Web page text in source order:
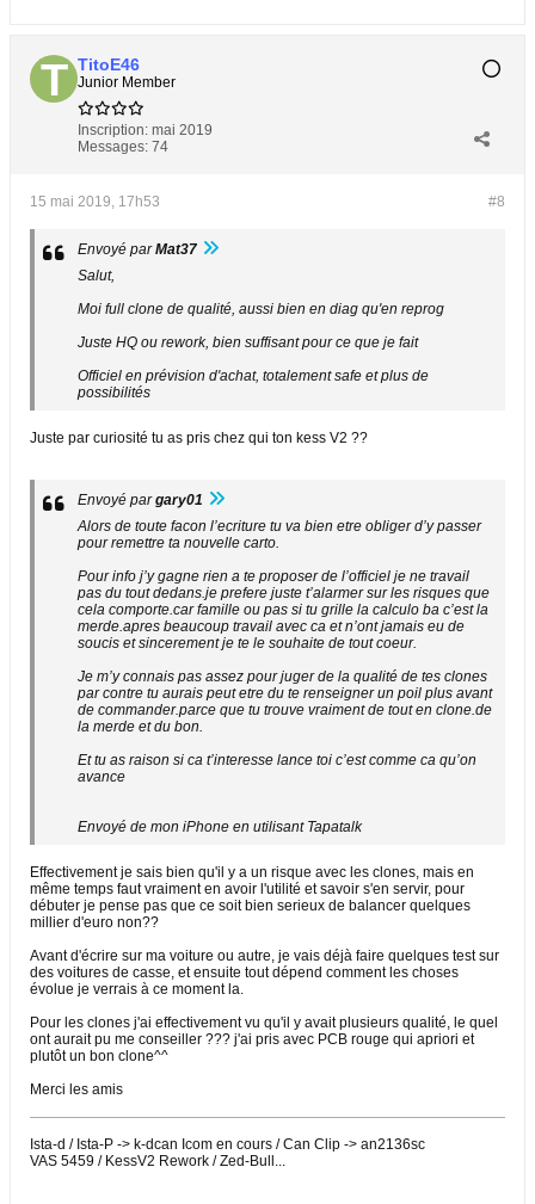
TitoE46
Junior Member
Inscription: mai 2019
Messages: 74
#8
15 mai 2019, 17h53
Envoyé parMat37
Salut,
Moi full clone de qualité, aussi bien en diag qu'en reprog
Juste HQ ou rework, bien suffisant pour ce que je fait
Officiel en prévision d'achat, totalement safe et plus de
possibilités
Juste par curiosité tu as pris chez qui ton kess V2 ??
Envoyé pargary01
Alors de toute facon l’ecriture tu va bien etre obliger d’y passer
pour remettre ta nouvelle carto.
Pour info j’y gagne rien a te proposer de l’officiel je ne travail
pas du tout dedans.je prefere juste t’alarmer sur les risques que
cela comporte.car famille ou pas si tu grille la calculo ba c’est la
merde.apres beaucoup travail avec ca et n’ont jamais eu de
soucis et sincerement je te le souhaite de tout coeur.
Je m’y connais pas assez pour juger de la qualité de tes clones
par contre tu aurais peut etre du te renseigner un poil plus avant
de commander.parce que tu trouve vraiment de tout en clone.de
la merde et du bon.
Et tu as raison si ca t’interesse lance toi c’est comme ca qu’on
avance
Envoyé de mon iPhone en utilisant Tapatalk
Effectivement je sais bien qu'il y a un risque avec les clones, mais en
même temps faut vraiment en avoir l'utilité et savoir s'en servir, pour
débuter je pense pas que ce soit bien serieux de balancer quelques
millier d'euro non??
Avant d'écrire sur ma voiture ou autre, je vais déjà faire quelques test sur
des voitures de casse, et ensuite tout dépend comment les choses
évolue je verrais à ce moment la.
Pour les clones j'ai effectivement vu qu'il y avait plusieurs qualité, le quel
ont aurait pu me conseiller ??? j'ai pris avec PCB rouge qui apriori et
plutôt un bon clone^^
Merci les amis
Ista-d / Ista-P -> k-dcan Icom en cours / Can Clip -> an2136sc
VAS 5459 / KessV2 Rework / Zed-Bull...